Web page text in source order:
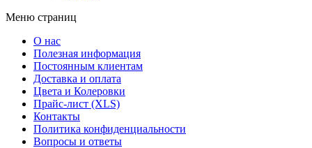
Меню страниц
О нас
Полезная информация
Постоянным клиентам
Доставка и оплата
Цвета и Колеровки
Прайс-лист (XLS)
Контакты
Политика конфиденциальности
Вопросы и ответы